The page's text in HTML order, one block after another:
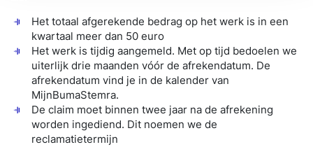
Het totaal afgerekende bedrag op het werk is in een
kwartaal meer dan 50 euro
Het werk is tijdig aangemeld. Met op tijd bedoelen we
uiterlijk drie maanden vóór de afrekendatum. De
afrekendatum vind je in de kalender van
MijnBumaStemra.
De claim moet binnen twee jaar na de afrekening
worden ingediend. Dit noemen we de
reclamatietermijn